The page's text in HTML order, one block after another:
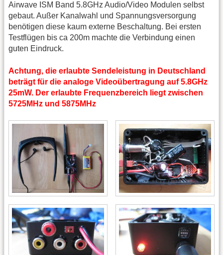
Airwave ISM Band 5.8GHz Audio/Video Modulen selbst
gebaut. Außer Kanalwahl und Spannungsversorgung
benötigen diese kaum externe Beschaltung. Bei ersten
Testflügen bis ca 200m machte die Verbindung einen
guten Eindruck.
Achtung, die erlaubte Sendeleistung in Deutschland
beträgt für die analoge Videoübertragung auf 5.8GHz
25mW. Der erlaubte Frequenzbereich liegt zwischen
5725MHz und 5875MHz